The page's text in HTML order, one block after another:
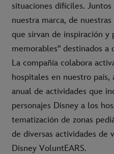
situaciones difíciles.
nuestra marca, de
que sirvan de inspiración y
memorables" destinados a
La compañía colabora
hospitales en nuestro
anual de actividades que
personajes Disney a los
tematización de zonas
de diversas actividades de
Disney VoluntEARS.